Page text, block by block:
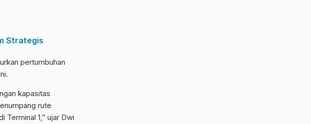
Strategis
pertumbuhan
kapasitas
rute
Terminal 1,” ujar Dwi